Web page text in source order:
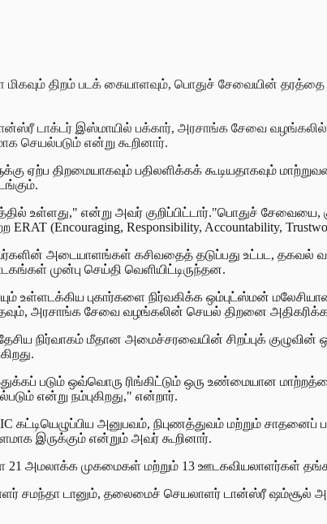
திறம் படக் கையாளவும், பொதுச் சேவையின் தரத்தை
டாக்டர் இஸ்மாயில் பக்கார், அரசாங்க சேவை வழங்கலில்
செயல்படும் என்று கூறினார்.
ஏற்ப திறமையாகவும் பதிலளிக்கக் கூடியதாகவும்
உள்ளது," என்று அவர் குறிப்பிட்டார்."பொதுச் சேவையை,
(Encouraging, Responsibility, Accountability,
அடையாளங்கள் கசிவதைத் தடுப்பது உட்பட, தகவல்
முன்பு செய்தி வெளியிட்டிருந்தன.
புகார்களை நிர்வகிக்க ஒம்புட்ஸ்மன்
அரசாங்க சேவை வழங்கலின் செயல் திறனை
நிர்வாகம் மீதான அமைச்சரவையின் சிறப்புக்
படும் ஒவ்வொரு ரிங்கிட்டும் ஒரு உண்மையான
என்று நம்புகிறது," என்றார்.
அனுபவம், நிபுணத்துவம் மற்றும் சாதனைப்
இருக்கும் என்றும் அவர் கூறினார்.
21 அமலாக்க முகமைகள் மற்றும் 13 ஊடகவியலாளர்கள்
சமந்தா டானும், தலைமைச் செயலாளர் டான்ஸ்ரீ ஷம்சூல்